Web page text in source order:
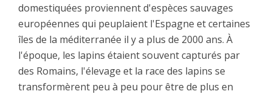
domestiquées proviennent d'espèces sauvages
européennes qui peuplaient l'Espagne et certaines
îles de la méditerranée il y a plus de 2000 ans. À
l'époque, les lapins étaient souvent capturés par
des Romains, l'élevage et la race des lapins se
transformèrent peu à peu pour être de plus en